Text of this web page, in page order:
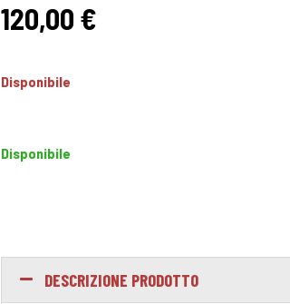
120,00 €
Disponibile
Disponibile
DESCRIZIONE PRODOTTO